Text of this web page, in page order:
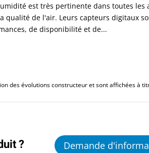
est très pertinente dans toutes
qualité de l'air. Leurs capteurs digitaux
de disponibilité et de...
des évolutions constructeur et sont affichées à
? Demande